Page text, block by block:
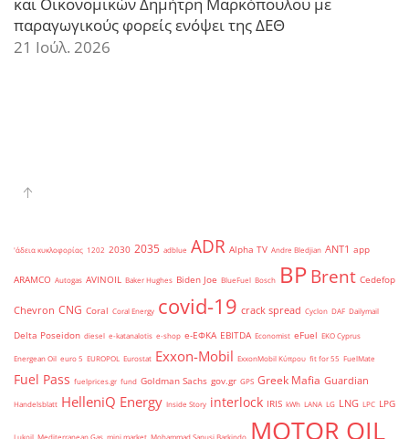
παραγωγικούς φορείς ενόψει της ΔΕΘ
21 Ιούλ. 2026
'άδεια κυκλοφορίας 1202 2030 2035 adblue ADR Alpha TV Andre Bledjian ANT1 app
ARAMCO Autogas AVINOIL Baker Hughes Biden Joe BlueFuel Bosch BPBrent Cedefop
Chevron CNG Coral Coral Energy covid-19 crack spread Cyclon DAF Dailymail
Delta Poseidon diesel e-katanalotis e-shop e-ΕΦΚΑ EBITDA Economist eFuel EKO Cyprus
Energean Oil euro 5 EUROPOL Eurostat Exxon-Mobil ExxonMobil Κύπρου fit for 55 FuelMate
Fuel Pass fuelprices.gr fund Goldman Sachs gov.gr GPS Greek Mafia Guardian
Handelsblatt HelleniQ Energy Inside Story interlock IRIS kWh LANA LG LNG LPC LPG
Lukoil Mediterranean Gas mini market Mohammad Sanusi Barkindo MOTOR OIL